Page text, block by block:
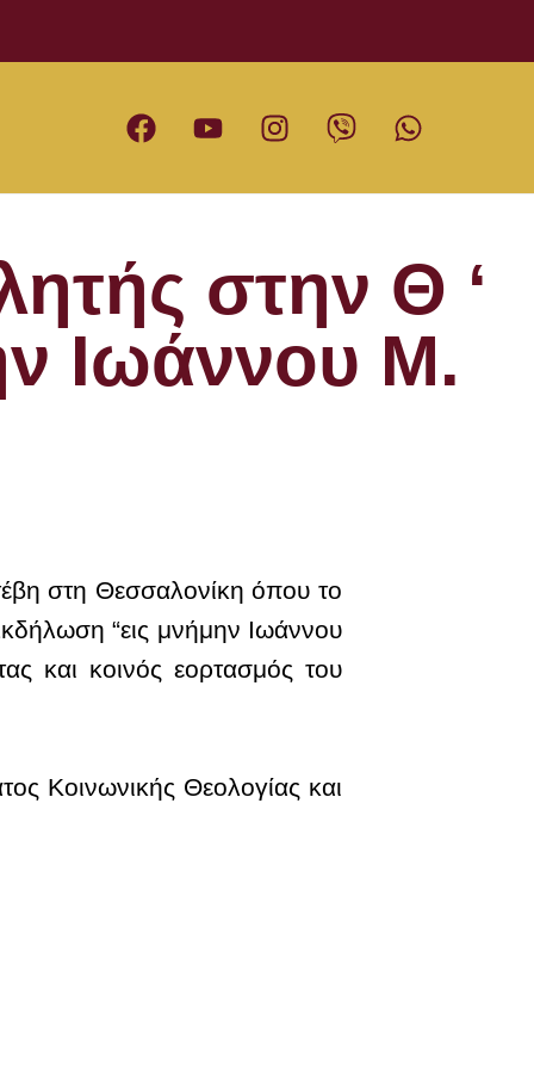
στην Θ ‘
Ιωάννου Μ.
στη Θεσσαλονίκη όπου το
“εις μνήμην Ιωάννου
και κοινός εορτασμός του
Κοινωνικής Θεολογίας και